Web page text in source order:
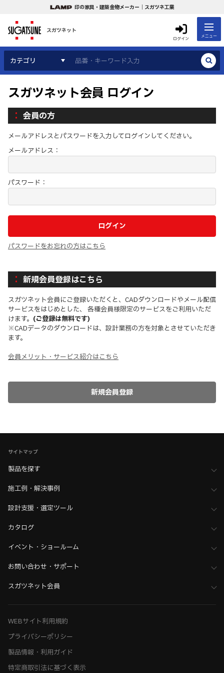
印の家具・建築金物メーカー｜スガツネ工業
スガツネット
ログイン メニュー
カテゴリ
スガツネット会員 ログイン
会員の方
メールアドレスとパスワードを入力してログインしてください。
メールアドレス：
パスワード：
パスワードをお忘れの方はこちら
新規会員登録はこちら
スガツネット会員にご登録いただくと、CADダウンロードやメール配信
サービスをはじめとした、 各種会員様限定のサービスをご利用いただ
けます。 (ご登録は無料です)
※CADデータのダウンロードは、設計業務の方を対象とさせていただき
ます。
会員メリット・サービス紹介はこちら
サイトマップ
製品を探す
施工例・解決事例
設計支援・選定ツール
カタログ
イベント・ショールーム
お問い合わせ・サポート
スガツネット会員
WEBサイト利用規約
プライバシーポリシー
製品情報・利用ガイド
特定商取引法に基づく表示